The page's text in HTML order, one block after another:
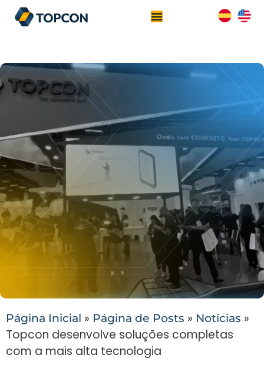
Página Inicial » Página de Posts » Notícias »
Topcon desenvolve soluções completas
com a mais alta tecnologia